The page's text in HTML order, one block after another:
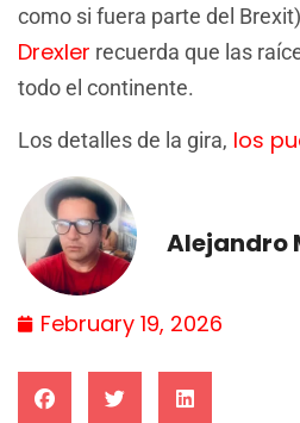
como si fuera parte del
Drexler recuerda que las
todo el continente.
Los detalles de la gira, los
Alejandro
February 19, 2026